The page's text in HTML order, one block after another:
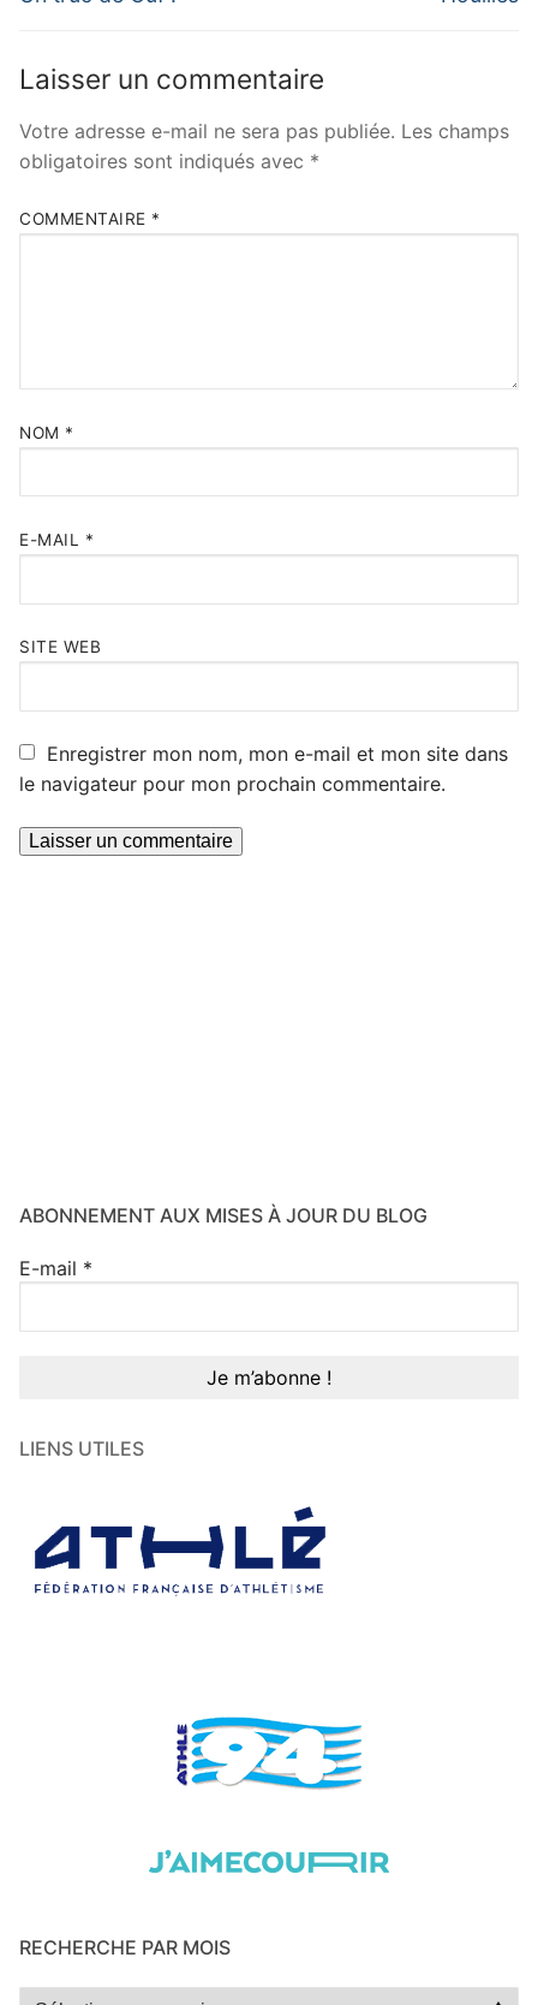
Laisser un commentaire
Votre adresse e-mail ne sera pas publiée. Les champs
obligatoires sont indiqués avec *
COMMENTAIRE *
NOM *
E-MAIL *
SITE WEB
Enregistrer mon nom, mon e-mail et mon site dans
le navigateur pour mon prochain commentaire.
ABONNEMENT AUX MISES À JOUR DU BLOG
E-mail *
LIENS UTILES
RECHERCHE PAR MOIS
Recherche